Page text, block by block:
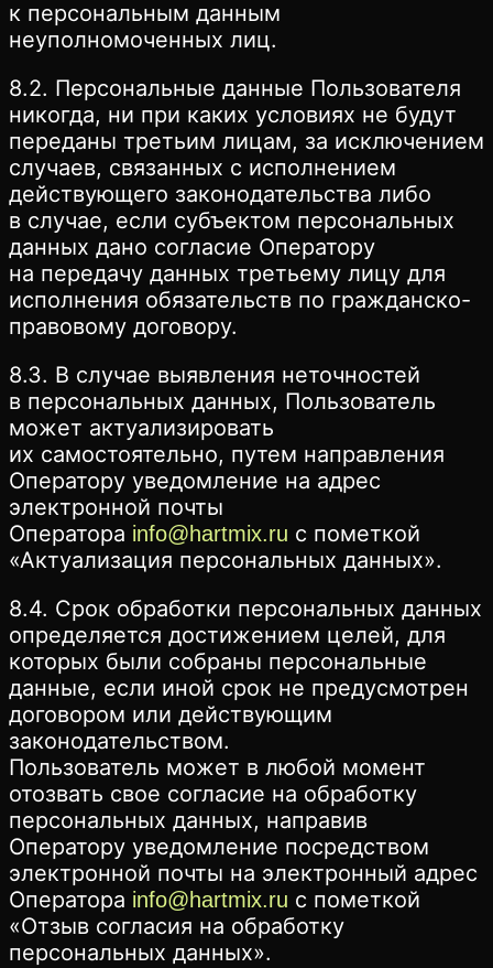
к персональным данным
неуполномоченных лиц.
8.2. Персональные данные Пользователя
никогда, ни при каких условиях не будут
переданы третьим лицам, за исключением
случаев, связанных с исполнением
действующего законодательства либо
в случае, если субъектом персональных
данных дано согласие Оператору
на передачу данных третьему лицу для
исполнения обязательств по гражданско-
правовому договору.
8.3. В случае выявления неточностей
в персональных данных, Пользователь
может актуализировать
их самостоятельно, путем направления
Оператору уведомление на адрес
электронной почты
Оператора info@hartmix.ru с пометкой
«Актуализация персональных данных».
8.4. Срок обработки персональных данных
определяется достижением целей, для
которых были собраны персональные
данные, если иной срок не предусмотрен
договором или действующим
законодательством.
Пользователь может в любой момент
отозвать свое согласие на обработку
персональных данных, направив
Оператору уведомление посредством
электронной почты на электронный адрес
Оператора info@hartmix.ru с пометкой
«Отзыв согласия на обработку
персональных данных».